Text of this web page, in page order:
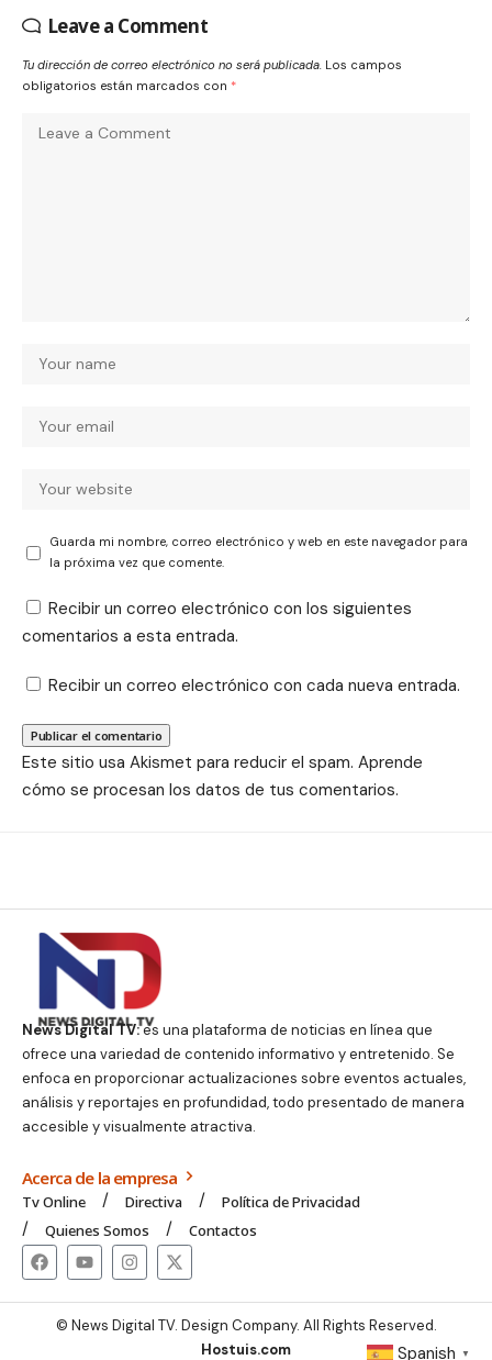
Leave a Comment
Tu dirección de correo electrónico no será publicada. Los campos
obligatorios están marcados con *
Guarda mi nombre, correo electrónico y web en este navegador para
la próxima vez que comente.
Recibir un correo electrónico con los siguientes
comentarios a esta entrada.
Recibir un correo electrónico con cada nueva entrada.
Este sitio usa Akismet para reducir el spam. Aprende
cómo se procesan los datos de tus comentarios.
News Digital TV:es una plataforma de noticias en línea que
ofrece una variedad de contenido informativo y entretenido. Se
enfoca en proporcionar actualizaciones sobre eventos actuales,
análisis y reportajes en profundidad, todo presentado de manera
accesible y visualmente atractiva.
Acerca de la empresa
Tv Online Directiva
Política de Privacidad
Quienes Somos
Contactos
© News Digital TV. Design Company. All Rights Reserved.
Hostuis.com
Spanish ▼